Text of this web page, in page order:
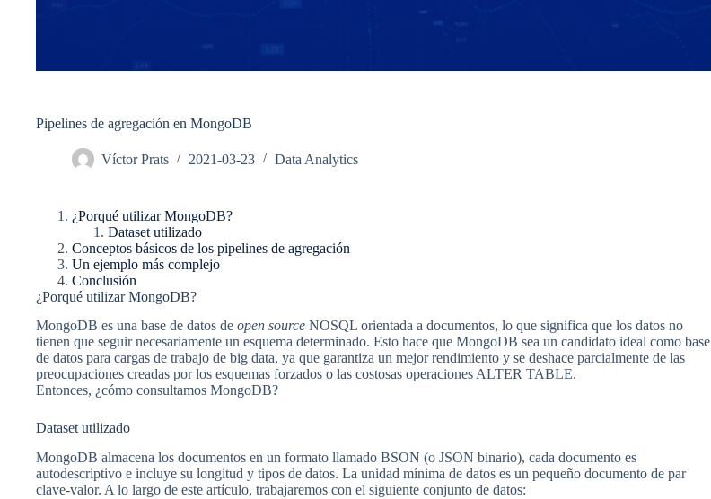
Pipelines de agregación en MongoDB
Víctor Prats 2021-03-23 Data Analytics
¿Porqué utilizar MongoDB?
Dataset utilizado
Conceptos básicos de los pipelines de agregación
Un ejemplo más complejo
Conclusión
¿Porqué utilizar MongoDB?
MongoDB es una base de datos de open source NOSQL orientada a documentos, lo que significa que los datos no
tienen que seguir necesariamente un esquema determinado. Esto hace que MongoDB sea un candidato ideal como base
de datos para cargas de trabajo de big data, ya que garantiza un mejor rendimiento y se deshace parcialmente de las
preocupaciones creadas por los esquemas forzados o las costosas operaciones ALTER TABLE.
Entonces, ¿cómo consultamos MongoDB?
Dataset utilizado
MongoDB almacena los documentos en un formato llamado BSON (o JSON binario), cada documento es
autodescriptivo e incluye su longitud y tipos de datos. La unidad mínima de datos es un pequeño documento de par
clave-valor. A lo largo de este artículo, trabajaremos con el siguiente conjunto de datos: